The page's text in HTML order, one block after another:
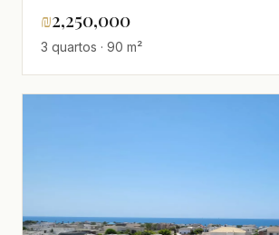
₪2,250,000
3 quartos · 90 m²